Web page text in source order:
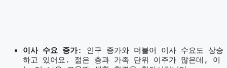
이사 수요 증가: 인구 증가와 더불어 이사 수요도 상승
하고 있어요. 젊은 층과 가족 단위 이주가 많은데, 이